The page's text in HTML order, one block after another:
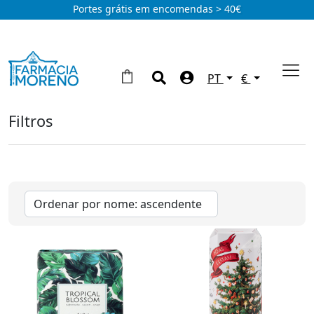
Portes grátis em encomendas > 40€
PT €
Filtros
Desodorizantes
Firmeza(3)
Higiene(25)
Mãos(19)
Pele atópica(16)
(12)